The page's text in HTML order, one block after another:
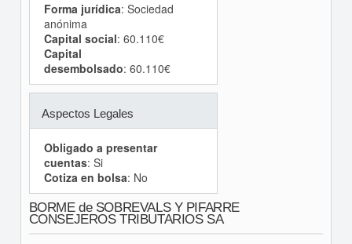
Forma jurídica: Sociedad
anónima
Capital social: 60.110€
Capital
desembolsado: 60.110€
Aspectos Legales
Obligado a presentar
cuentas: Si
Cotiza en bolsa: No
BORME de SOBREVALS Y PIFARRE
CONSEJEROS TRIBUTARIOS SA